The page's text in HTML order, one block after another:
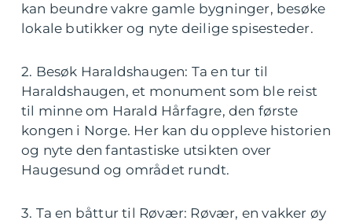
kan beundre vakre gamle bygninger, besøke
lokale butikker og nyte deilige spisesteder.
2. Besøk Haraldshaugen: Ta en tur til
Haraldshaugen, et monument som ble reist
til minne om Harald Hårfagre, den første
kongen i Norge. Her kan du oppleve historien
og nyte den fantastiske utsikten over
Haugesund og området rundt.
3. Ta en båttur til Røvær: Røvær, en vakker øy